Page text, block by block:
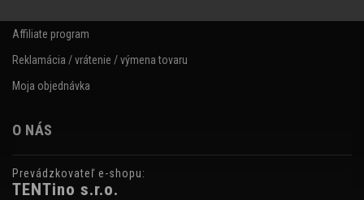
Affiliate program
Reklamácia / vrátenie / výmena tovaru
Moja objednávka
O NÁS
Prevádzkovateľ e-shopu:
TENTino s.r.o.